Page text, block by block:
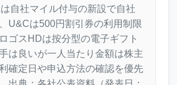
自社マイル付与の新設で自社
U&Cは500円割引券の利用制限
ゴスHDは按分型の電子ギフト
は良いが一人当たり金額は株主
確定日や申込方法の確認を優先